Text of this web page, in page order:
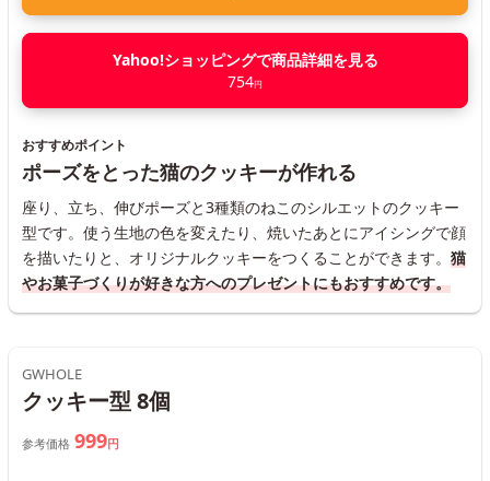
Yahoo!ショッピングで商品詳細を見る
754円
おすすめポイント
ポーズをとった猫のクッキーが作れる
座り、立ち、伸びポーズと3種類のねこのシルエットのクッキー
型です。使う生地の色を変えたり、焼いたあとにアイシングで顔
を描いたりと、オリジナルクッキーをつくることができます。 猫
やお菓子づくりが好きな方へのプレゼントにもおすすめです。
GWHOLE
クッキー型 8個
参考価格 999円